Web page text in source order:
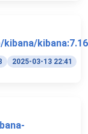
2025-03-13 22:41